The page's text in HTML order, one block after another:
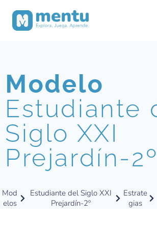
Modelo
Estudiante
Siglo XXI
Prejardín-2º
Mod
elos
Estudiante del Siglo XXI
Prejardín-2º
Estrate
gias